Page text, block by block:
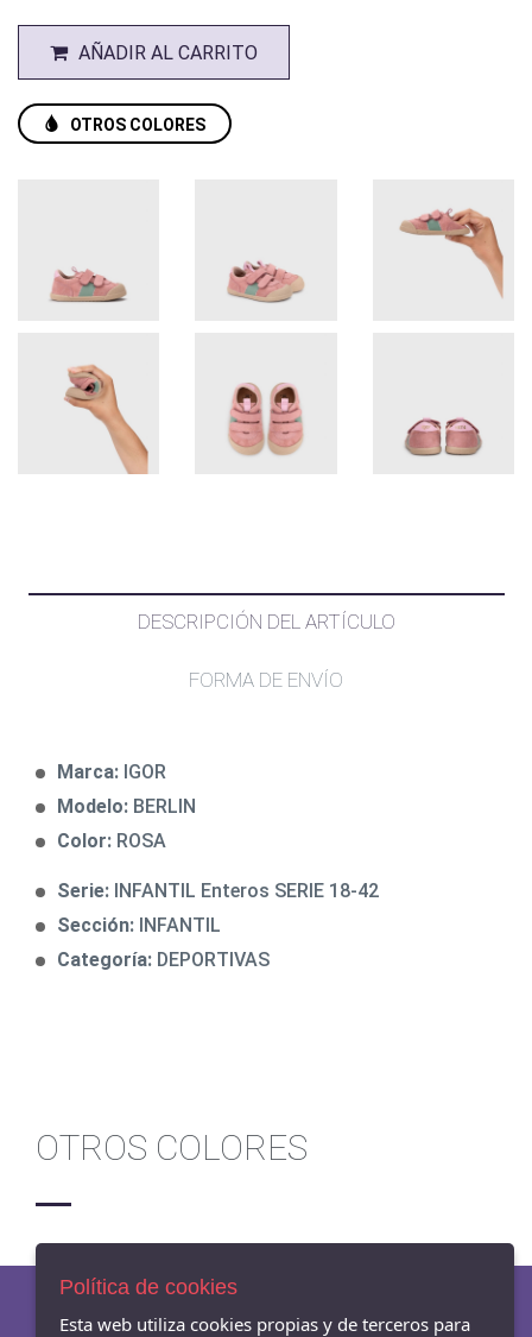
AÑADIR AL CARRITO
OTROS COLORES
DESCRIPCIÓN DEL ARTÍCULO
FORMA DE ENVÍO
Marca: IGOR
Modelo: BERLIN
Color: ROSA
Serie: INFANTIL Enteros SERIE 18-42
Sección: INFANTIL
Categoría: DEPORTIVAS
OTROS COLORES
Política de cookies
Esta web utiliza cookies propias y de terceros para